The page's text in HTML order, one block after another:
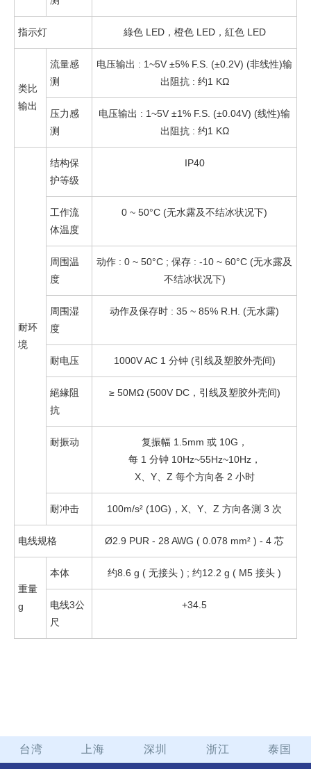
指示灯 綠色 LED，橙色 LED，紅色 LED
类比
输出
流量感
测
电压输出 : 1~5V ±5% F.S. (±0.2V) (非线性)输
出阻抗 : 约1 KΩ
压力感
测
电压输出 : 1~5V ±1% F.S. (±0.04V) (线性)输
出阻抗 : 约1 KΩ
耐环
境
结构保
护等级
IP40
工作流
体温度
0 ~ 50°C (无水露及不结冰状况下)
周围温
度
动作 : 0 ~ 50°C ; 保存 : -10 ~ 60°C (无水露及
不结冰状况下)
周围湿
度
动作及保存时 : 35 ~ 85% R.H. (无水露)
耐电压 1000V AC 1 分钟 (引线及塑胶外壳间)
絕緣阻
抗
≥ 50MΩ (500V DC，引线及塑胶外壳间)
耐振动
复振幅 1.5mm 或 10G，
每 1 分钟 10Hz~55Hz~10Hz，
X、Y、Z 每个方向各 2 小时
耐冲击 100m/s² (10G)，X、Y、Z 方向各測 3 次
电线规格 Ø2.9 PUR - 28 AWG ( 0.078 mm² ) - 4 芯
重量
g
本体 约8.6 g ( 无接头 ) ; 约12.2 g ( M5 接头 )
电线3公
尺
+34.5
台湾 上海 深圳 浙江 泰国